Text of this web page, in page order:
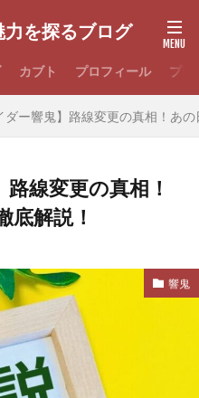
を探るブログ
カブト プロフィール プラ
ダー響鬼】路線変更の真相！あ
路線変更の真相！
底解説！
響鬼